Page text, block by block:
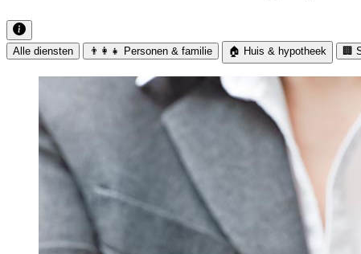
Alle diensten 👨‍👩‍👧 Personen & familie 🏠 Huis & hypotheek 🏢